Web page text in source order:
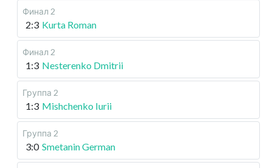
Финал 2
2:3 Kurta Roman
Финал 2
1:3 Nesterenko Dmitrii
Группа 2
1:3 Mishchenko Iurii
Группа 2
3:0 Smetanin German